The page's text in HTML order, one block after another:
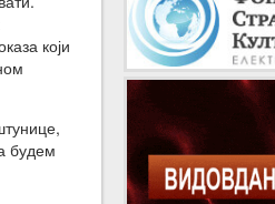
који
будем